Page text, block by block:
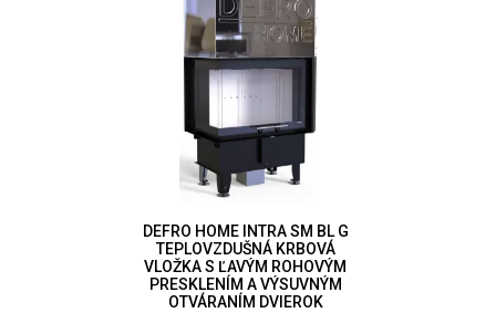
DEFRO HOME INTRA SM BL G
TEPLOVZDUŠNÁ KRBOVÁ
VLOŽKA S ĽAVÝM ROHOVÝM
PRESKLENÍM A VÝSUVNÝM
OTVÁRANÍM DVIEROK